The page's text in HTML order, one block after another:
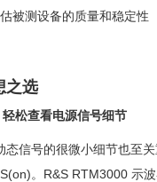
被测设备的质量和稳定性
之选
松查看电源信号细节
态信号的很微小细节也至
。R&S RTM3000 示